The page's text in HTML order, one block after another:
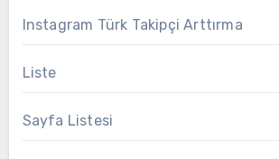
Instagram Türk Takipçi Arttırma
Liste
Sayfa Listesi